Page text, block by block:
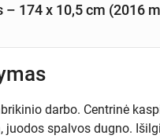
– 174 x 10,5 cm (2016
darbo. Centrinė
juodos spalvos dugno.